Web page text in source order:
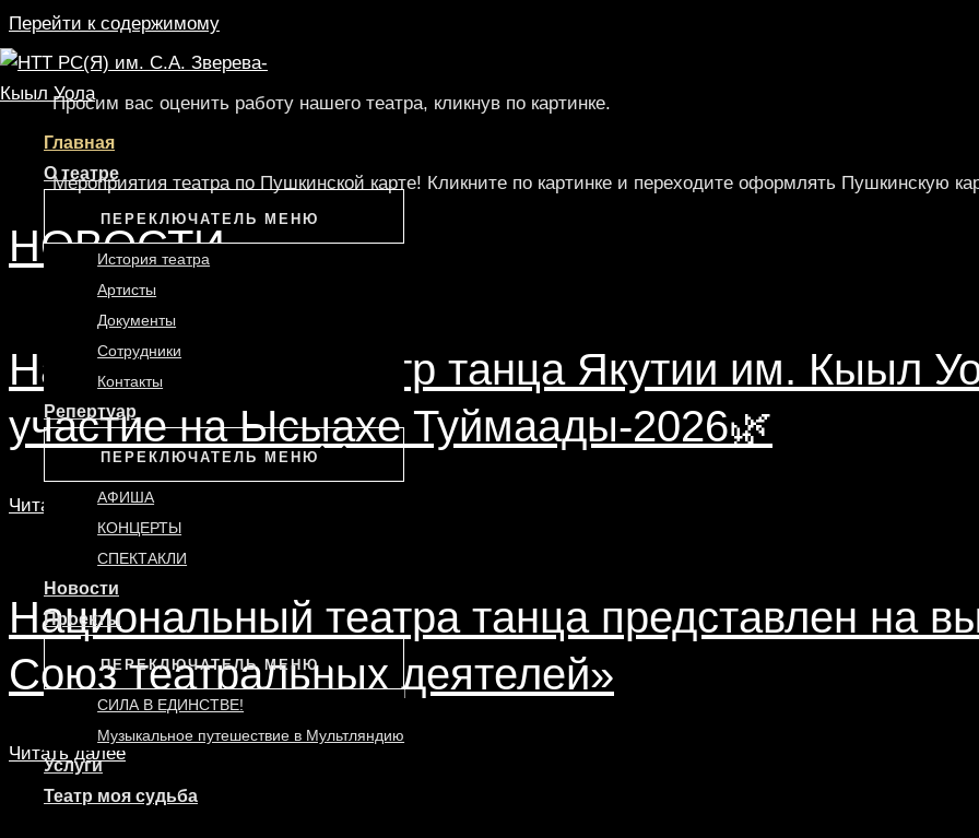
Перейти к содержимому
Главная
О театре
ПЕРЕКЛЮЧАТЕЛЬ МЕНЮ
История театра
Артисты
Документы
Сотрудники
Контакты
Репертуар
ПЕРЕКЛЮЧАТЕЛЬ МЕНЮ
АФИША
КОНЦЕРТЫ
СПЕКТАКЛИ
Новости
Проекты
ПЕРЕКЛЮЧАТЕЛЬ МЕНЮ
СИЛА В ЕДИНСТВЕ!
Музыкальное путешествие в Мультляндию
Услуги
Театр моя судьба
Просим вас оценить работу нашего театра, кликнув по картинке.
Мероприятия театра по Пушкинской карте! Кликните по картинке и переходите оформлять Пушкинскую
НОВОСТИ
Национальный театр танца Якутии им. Кыыл
участие на Ысыахе Туймаады-2026🌿
Читать далее
Национальный театра танца представлен на
Союз театральных деятелей»
Читать далее